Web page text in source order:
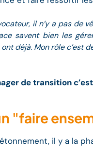
il n’y a pas de
savent bien les
déjà. Mon rôle c’est
de transition
"faire
il y a la